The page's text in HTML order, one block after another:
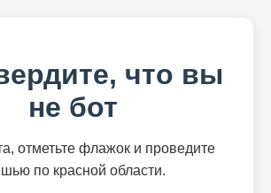
что вы
не бот
отметьте флажок и проведите
по красной области.